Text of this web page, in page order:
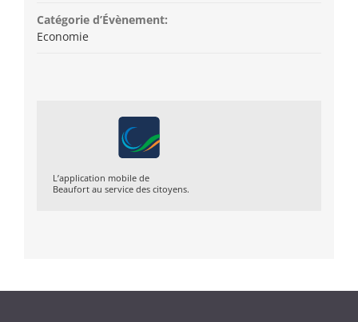
Catégorie d’Évènement:
Economie
L’application mobile de
Beaufort au service des citoyens.